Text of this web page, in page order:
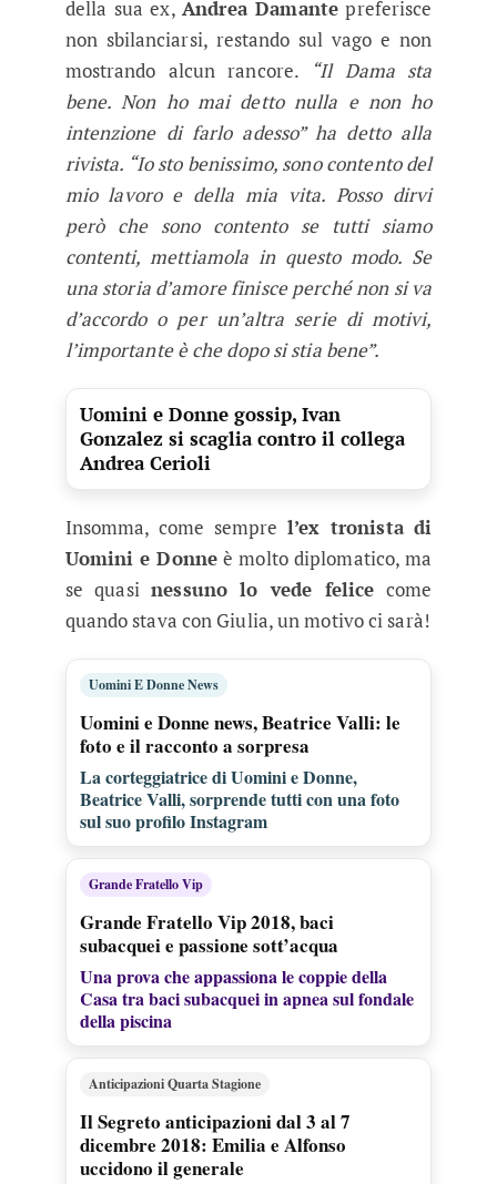
della sua ex,Andrea Damantepreferisce
non sbilanciarsi, restando sul vago e non
mostrando alcun rancore.
“Il Dama sta
bene. Non ho mai detto nulla e non ho
intenzione di farlo adesso” ha detto alla
rivista. “Io sto benissimo, sono contento del
mio lavoro e della mia vita. Posso dirvi
però che sono contento se tutti siamo
contenti, mettiamola in questo modo. Se
una storia d’amore finisce perché non si va
d’accordo o per un’altra serie di motivi,
l’importante è che dopo si stia bene”.
Uomini e Donne gossip, Ivan
Gonzalez si scaglia contro il collega
Andrea Cerioli
Insomma, come sempre l’ex tronista di
Uomini e Donneè molto diplomatico, ma
se quasinessuno lo vede felice come
quando stava con Giulia, un motivo ci sarà!
Uomini E Donne News
Uomini e Donne news, Beatrice Valli: le
foto e il racconto a sorpresa
La corteggiatrice di Uomini e Donne,
Beatrice Valli, sorprende tutti con una foto
sul suo profilo Instagram
Grande Fratello Vip
Grande Fratello Vip 2018, baci
subacquei e passione sott’acqua
Una prova che appassiona le coppie della
Casa tra baci subacquei in apnea sul fondale
della piscina
Anticipazioni Quarta Stagione
Il Segreto anticipazioni dal 3 al 7
dicembre 2018: Emilia e Alfonso
uccidono il generale